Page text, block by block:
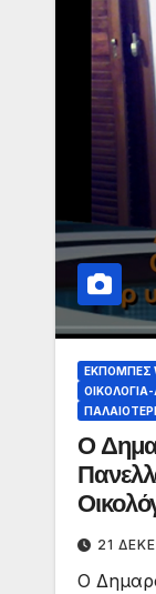
ΕΚΠΟΜΠΈΣ
Ο
ΣΥΡΙΖΑ.
21
Ο